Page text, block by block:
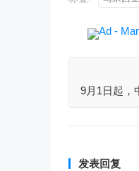
9月1日起，
发表回复